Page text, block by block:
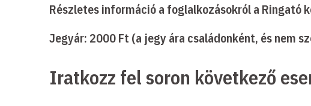
Részletes információ a foglalkozásokról a Ringató
Jegyár: 2000 Ft (a jegy ára családonként, és nem
Iratkozz fel soron következő